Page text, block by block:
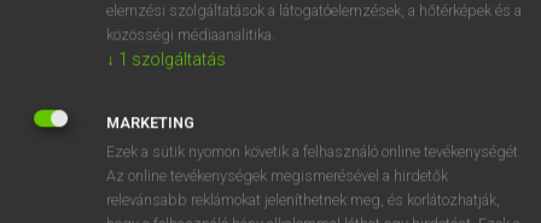
NINCS ELŐFIZETÉSED?
Nincs regisztrációm és előfizetésem. A szótár 2 órás,
elemzési szolgáltatások a látogatóelemzések, a hőtérképek és a
közösségi médiaanalitika.
↓ 1 szolgáltatás
MARKETING
Ezek a sütik nyomon követik a felhasználó online tevékenységét.
Az online tevékenységek megismerésével a hirdetők
relevánsabb reklámokat jeleníthetnek meg, és korlátozhatják,